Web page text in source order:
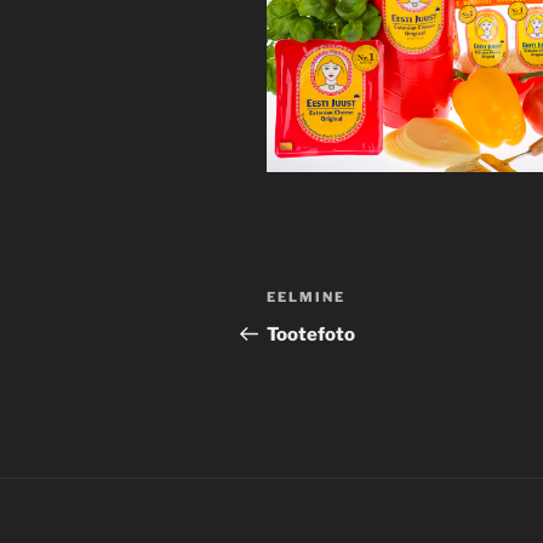
Navigeerimine
Previous
Post
EELMINE
Tootefoto